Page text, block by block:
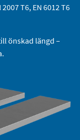
T6, EN 6012 T6
önskad längd –